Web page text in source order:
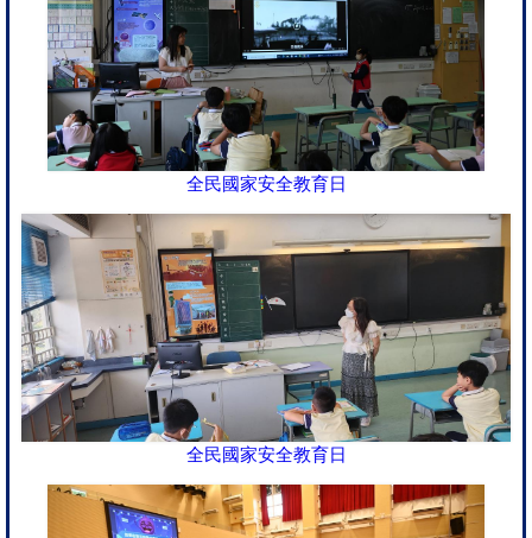
全民國家安全教育日
全民國家安全教育日